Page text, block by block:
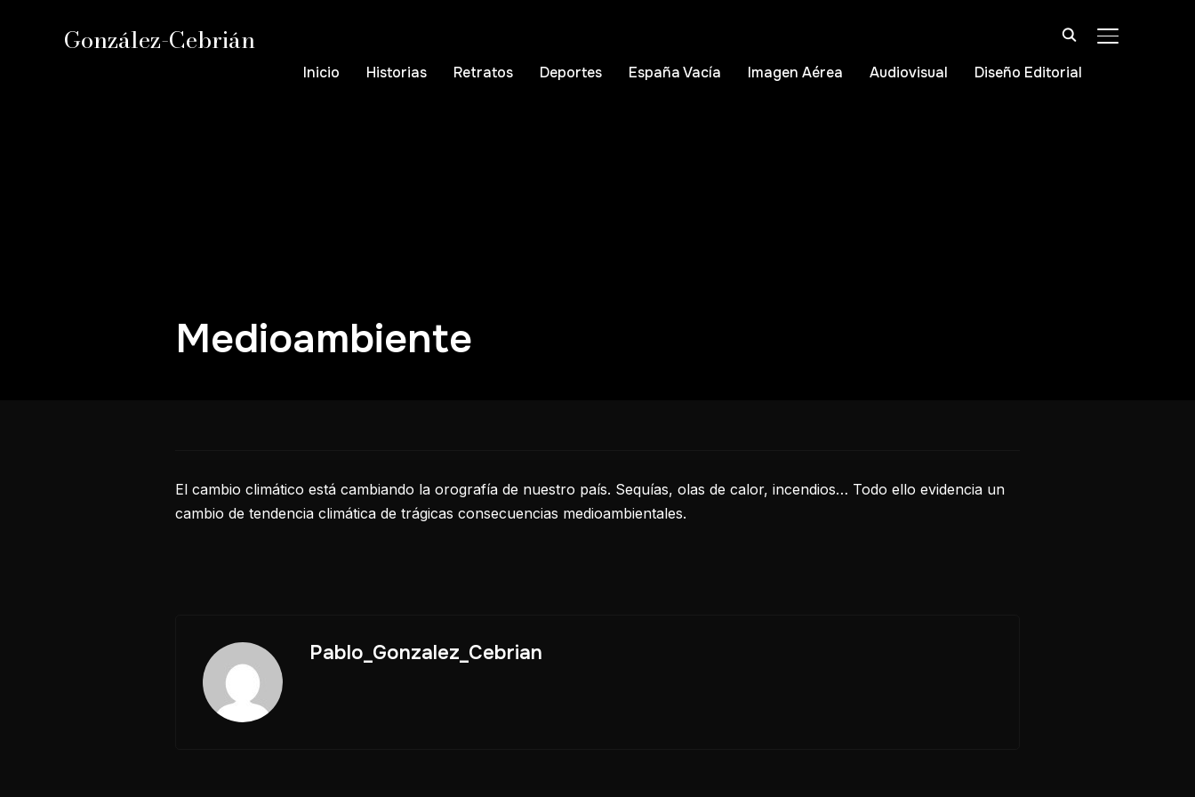
González-Cebrián ALTERNAR
Inicio Historias Retratos Deportes España Vacía Imagen Aérea Audiovisual Diseño Editorial
Medioambiente
El cambio climático está cambiando la orografía de nuestro país. Sequías, olas de calor, incendios… Todo ello evidencia un
cambio de tendencia climática de trágicas consecuencias medioambientales.
Pablo_Gonzalez_Cebrian